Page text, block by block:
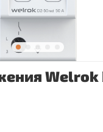
Welrok